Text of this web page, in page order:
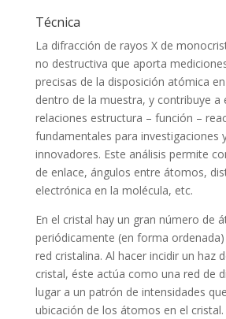
Técnica
La difracción de rayos X de
no destructiva que aporta
precisas de la disposición atómica
dentro de la muestra, y contribuye a
relaciones estructura – función –
fundamentales para investigaciones
innovadores. Este análisis permite
de enlace, ángulos entre átomos,
electrónica en la molécula, etc.
En el cristal hay un gran número de
periódicamente (en forma
red cristalina. Al hacer incidir un haz
cristal, éste actúa como una red de
lugar a un patrón de intensidades
ubicación de los átomos en el